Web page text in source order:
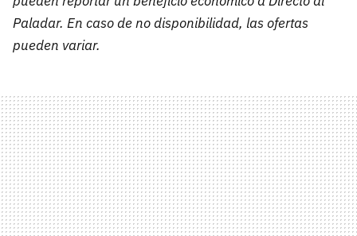
Paladar. En caso de no disponibilidad, las ofertas
pueden variar.